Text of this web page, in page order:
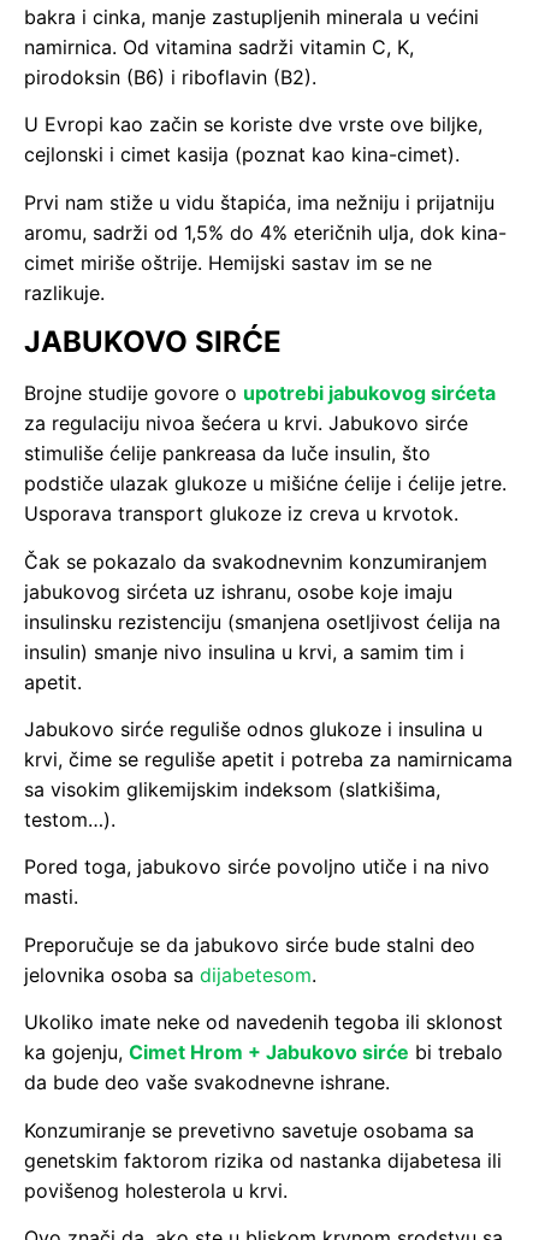
bakra i cinka, manje zastupljenih minerala u većini
namirnica. Od vitamina sadrži vitamin C, K,
pirodoksin (B6) i riboflavin (B2).
U Evropi kao začin se koriste dve vrste ove biljke,
cejlonski i cimet kasija (poznat kao kina-cimet).
Prvi nam stiže u vidu štapića, ima nežniju i prijatniju
aromu, sadrži od 1,5% do 4% eteričnih ulja, dok kina-
cimet miriše oštrije. Hemijski sastav im se ne
razlikuje.
JABUKOVO SIRĆE
Brojne studije govore o upotrebi jabukovog sirćeta
za regulaciju nivoa šećera u krvi. Jabukovo sirće
stimuliše ćelije pankreasa da luče insulin, što
podstiče ulazak glukoze u mišićne ćelije i ćelije jetre.
Usporava transport glukoze iz creva u krvotok.
Čak se pokazalo da svakodnevnim konzumiranjem
jabukovog sirćeta uz ishranu, osobe koje imaju
insulinsku rezistenciju (smanjena osetljivost ćelija na
insulin) smanje nivo insulina u krvi, a samim tim i
apetit.
Jabukovo sirće reguliše odnos glukoze i insulina u
krvi, čime se reguliše apetit i potreba za namirnicama
sa visokim glikemijskim indeksom (slatkišima,
testom…).
Pored toga, jabukovo sirće povoljno utiče i na nivo
masti.
Preporučuje se da jabukovo sirće bude stalni deo
jelovnika osoba sa dijabetesom.
Ukoliko imate neke od navedenih tegoba ili sklonost
ka gojenju, Cimet Hrom + Jabukovo sirće bi trebalo
da bude deo vaše svakodnevne ishrane.
Konzumiranje se prevetivno savetuje osobama sa
genetskim faktorom rizika od nastanka dijabetesa ili
povišenog holesterola u krvi.